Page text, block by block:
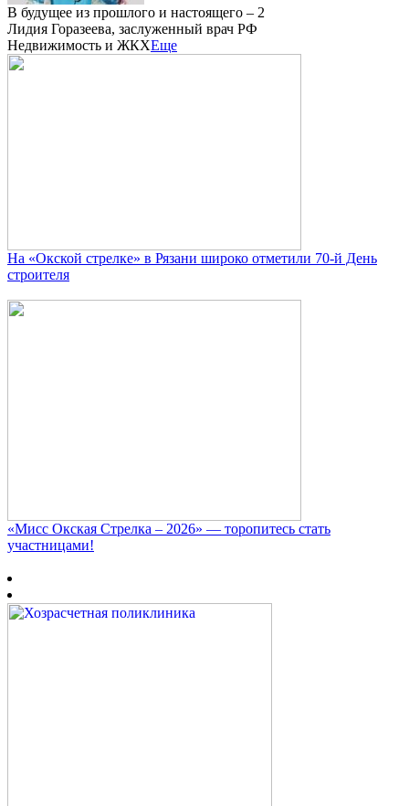
В будущее из прошлого и настоящего – 2
Лидия Горазеева, заслуженный врач РФ
Недвижимость и ЖКХЕще
На «Окской стрелке» в Рязани широко отметили 70-й День
строителя
«Мисс Окская Стрелка – 2026» — торопитесь стать
участницами!